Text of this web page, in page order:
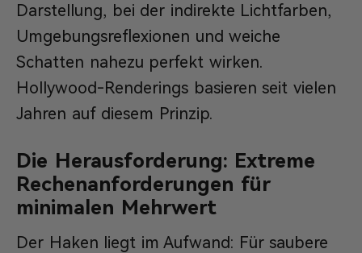
Darstellung, bei der indirekte Lichtfarben,
Umgebungsreflexionen und weiche
Schatten nahezu perfekt wirken.
Hollywood-Renderings basieren seit vielen
Jahren auf diesem Prinzip.
Die Herausforderung: Extreme
Rechenanforderungen für
minimalen Mehrwert
Der Haken liegt im Aufwand: Für saubere